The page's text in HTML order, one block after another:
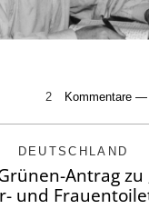
2 Kommentare
DEUTSCHLAND
Antrag zu
und